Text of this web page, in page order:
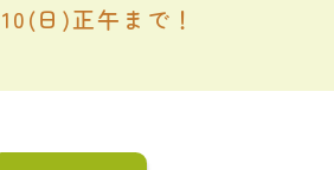
日)正午まで！